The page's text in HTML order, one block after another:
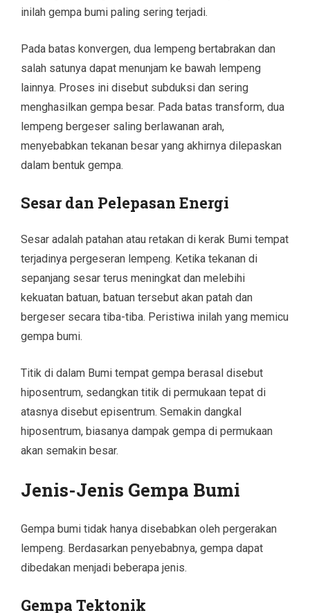
inilah gempa bumi paling sering terjadi.
Pada batas konvergen, dua lempeng bertabrakan dan
salah satunya dapat menunjam ke bawah lempeng
lainnya. Proses ini disebut subduksi dan sering
menghasilkan gempa besar. Pada batas transform, dua
lempeng bergeser saling berlawanan arah,
menyebabkan tekanan besar yang akhirnya dilepaskan
dalam bentuk gempa.
Sesar dan Pelepasan Energi
Sesar adalah patahan atau retakan di kerak Bumi tempat
terjadinya pergeseran lempeng. Ketika tekanan di
sepanjang sesar terus meningkat dan melebihi
kekuatan batuan, batuan tersebut akan patah dan
bergeser secara tiba-tiba. Peristiwa inilah yang memicu
gempa bumi.
Titik di dalam Bumi tempat gempa berasal disebut
hiposentrum, sedangkan titik di permukaan tepat di
atasnya disebut episentrum. Semakin dangkal
hiposentrum, biasanya dampak gempa di permukaan
akan semakin besar.
Jenis-Jenis Gempa Bumi
Gempa bumi tidak hanya disebabkan oleh pergerakan
lempeng. Berdasarkan penyebabnya, gempa dapat
dibedakan menjadi beberapa jenis.
Gempa Tektonik